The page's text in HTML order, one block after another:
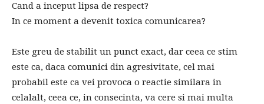
Cand a inceput lipsa de respect?
In ce moment a devenit toxica comunicarea?
Este greu de stabilit un punct exact, dar ceea ce stim
este ca, daca comunici din agresivitate, cel mai
probabil este ca vei provoca o reactie similara in
celalalt, ceea ce, in consecinta, va cere si mai multa